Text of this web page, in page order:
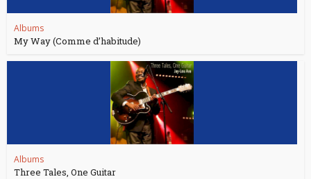
Albums
My Way (Comme d’habitude)
Albums
Three Tales, One Guitar